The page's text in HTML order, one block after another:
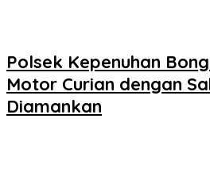
Polsek Kepenuhan
Motor Curian dengan
Diamankan